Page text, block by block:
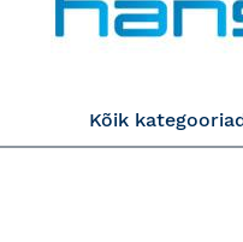
Kõik